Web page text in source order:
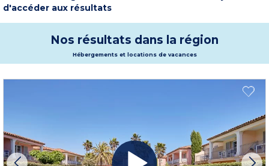
oliveraies, garigues, vergers et collines), font de cette destination du sud de la
France, le lieu de villégiature idéal de toutes les familles et couples. Entendez-
à Sanary sur Mer s’annoncent parfaites !
Plus d'informations
d'accéder aux résultats
Nos résultats dans la région
Hébergements et locations de vacances